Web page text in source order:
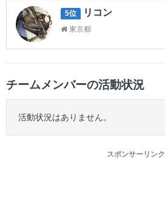
5位 リコン
東京都
チームメンバーの活動状況
活動状況はありません。
スポンサーリンク